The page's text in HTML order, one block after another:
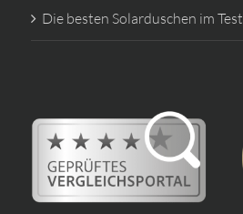
Die besten Solarduschen im Test